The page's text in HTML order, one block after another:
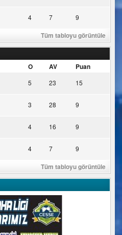
4 7 9
Tüm tabloyu görüntüle
O AV Puan
5 23 15
3 28 9
4 16 9
4 7 9
Tüm tabloyu görüntüle